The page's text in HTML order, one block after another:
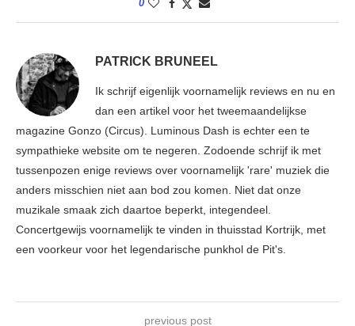
0
PATRICK BRUNEEL
Ik schrijf eigenlijk voornamelijk reviews en nu en
dan een artikel voor het tweemaandelijkse
magazine Gonzo (Circus). Luminous Dash is echter een te
sympathieke website om te negeren. Zodoende schrijf ik met
tussenpozen enige reviews over voornamelijk 'rare' muziek die
anders misschien niet aan bod zou komen. Niet dat onze
muzikale smaak zich daartoe beperkt, integendeel.
Concertgewijs voornamelijk te vinden in thuisstad Kortrijk, met
een voorkeur voor het legendarische punkhol de Pit's.
previous post